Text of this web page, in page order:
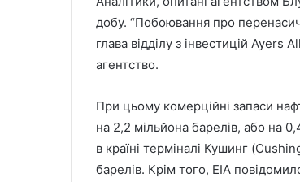
добу. “Побоювання про
глава відділу з інвестицій
агентство.
При цьому комерційні запаси
на 2,2 мільйона барелів, або на
в країні терміналі Кушинг
барелів. Крім того, EIA